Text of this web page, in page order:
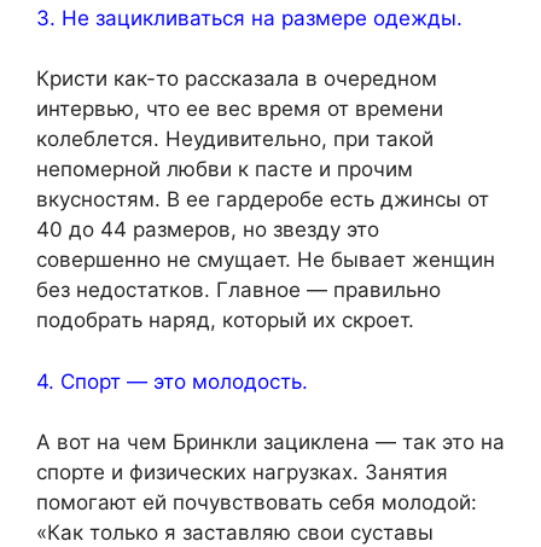
3. Не зацикливаться на размере одежды.
Кристи как-то рассказала в очередном
интервью, что ее вес время от времени
колеблется. Неудивительно, при такой
непомерной любви к пасте и прочим
вкусностям. В ее гардеробе есть джинсы от
40 до 44 размеров, но звезду это
совершенно не смущает. Не бывает женщин
без недостатков. Главное — правильно
подобрать наряд, который их скроет.
4. Спорт — это молодость.
А вот на чем Бринкли зациклена — так это на
спорте и физических нагрузках. Занятия
помогают ей почувствовать себя молодой:
«Как только я заставляю свои суставы